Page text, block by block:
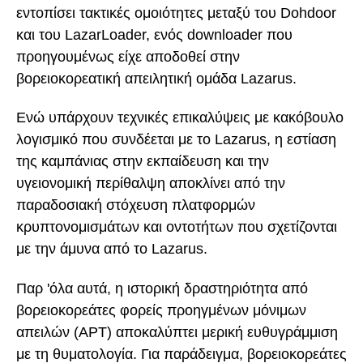
εντοπίσει τακτικές ομοιότητες μεταξύ του Dohdoor
και του LazarLoader, ενός downloader που
προηγουμένως είχε αποδοθεί στην
βορειοκορεατική απειλητική ομάδα Lazarus.
Ενώ υπάρχουν τεχνικές επικαλύψεις με κακόβουλο
λογισμικό που συνδέεται με το Lazarus, η εστίαση
της καμπάνιας στην εκπαίδευση και την
υγειονομική περίθαλψη αποκλίνει από την
παραδοσιακή στόχευση πλατφορμών
κρυπτονομισμάτων και οντοτήτων που σχετίζονται
με την άμυνα από το Lazarus.
Παρ 'όλα αυτά, η ιστορική δραστηριότητα από
βορειοκορεάτες φορείς προηγμένων μόνιμων
απειλών (APT) αποκαλύπτει μερική ευθυγράμμιση
με τη θυματολογία. Για παράδειγμα, βορειοκορεάτες